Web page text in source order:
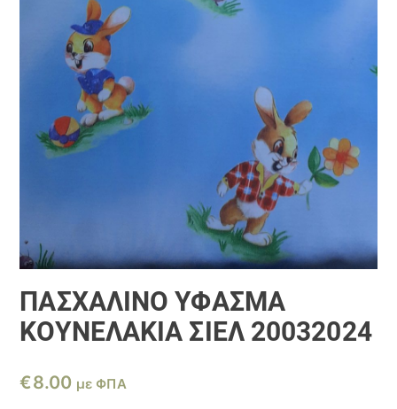
ΠΑΣΧΑΛΙΝΌ ΎΦΑΣΜΑ
ΚΟΥΝΕΛΆΚΙΑ ΣΙΈΛ 20032024
€8.00 με ΦΠΑ